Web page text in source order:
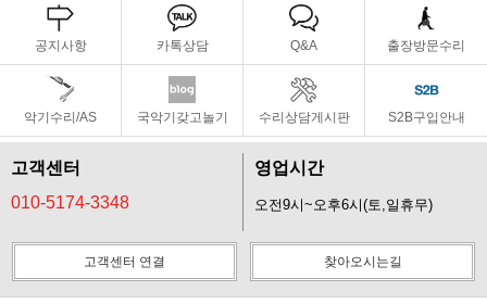
공지사항 카톡상담 Q&A 출장방문수리
악기수리/AS 국악기갖고놀기 수리상담게시판 S2B구입안내
고객센터
010-5174-3348
영업시간
오전9시~오후6시(토,일휴무)
고객센터 연결 찾아오시는길